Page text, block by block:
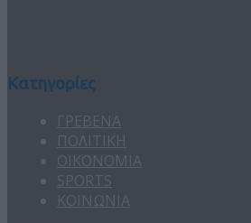
Κατηγορίες
ΓΡΕΒΕΝΑ
ΠΟΛΙΤΙΚΗ
ΟΙΚΟΝΟΜΙΑ
SPORTS
ΚΟΙΝΩΝΙΑ